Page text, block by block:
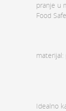
pranje u
Food
Idealno